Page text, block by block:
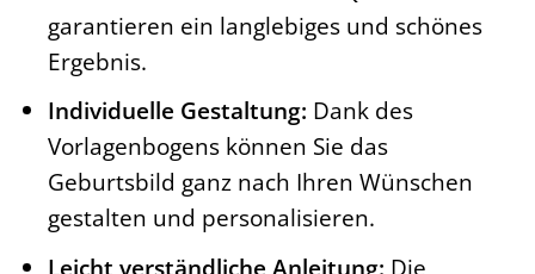
garantieren ein langlebiges und schönes
Ergebnis.
Individuelle Gestaltung: Dank des
Vorlagenbogens können Sie das
Geburtsbild ganz nach Ihren Wünschen
gestalten und personalisieren.
Leicht verständliche Anleitung: Die